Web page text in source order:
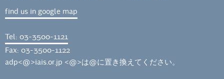
find us in google map
Tel: 03-3500-1121
Fax: 03-3500-1122
adp<@>iais.or.jp <@>は@に置き換えてください。